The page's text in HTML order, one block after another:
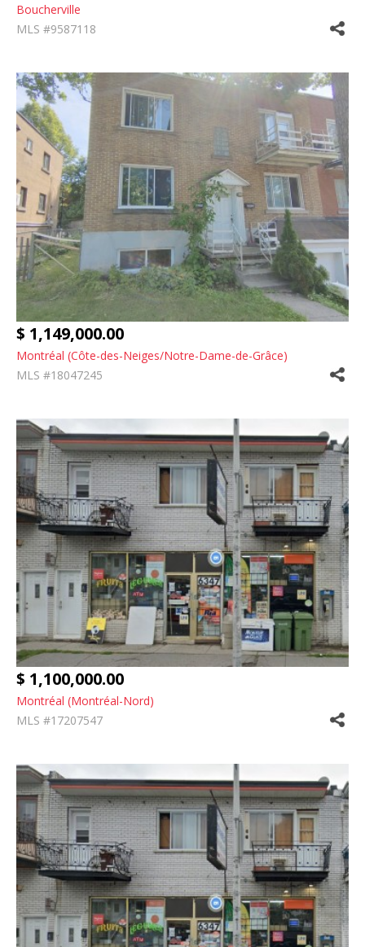
Boucherville
MLS #9587118
$ 1,149,000.00
Montréal (Côte-des-Neiges/Notre-Dame-de-Grâce)
MLS #18047245
$ 1,100,000.00
Montréal (Montréal-Nord)
MLS #17207547